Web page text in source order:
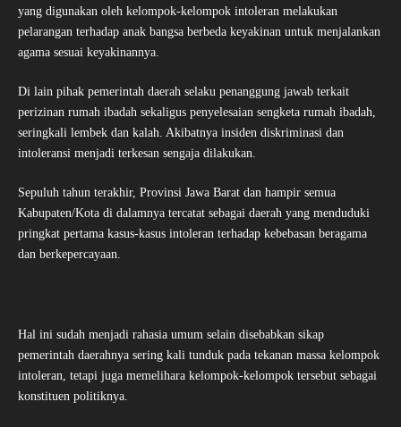
yang digunakan oleh kelompok-kelompok intoleran melakukan
pelarangan terhadap anak bangsa berbeda keyakinan untuk menjalankan
agama sesuai keyakinannya.
Di lain pihak pemerintah daerah selaku penanggung jawab terkait
perizinan rumah ibadah sekaligus penyelesaian sengketa rumah ibadah,
seringkali lembek dan kalah. Akibatnya insiden diskriminasi dan
intoleransi menjadi terkesan sengaja dilakukan.
Sepuluh tahun terakhir, Provinsi Jawa Barat dan hampir semua
Kabupaten/Kota di dalamnya tercatat sebagai daerah yang menduduki
pringkat pertama kasus-kasus intoleran terhadap kebebasan beragama
dan berkepercayaan.
Hal ini sudah menjadi rahasia umum selain disebabkan sikap
pemerintah daerahnya sering kali tunduk pada tekanan massa kelompok
intoleran, tetapi juga memelihara kelompok-kelompok tersebut sebagai
konstituen politiknya.